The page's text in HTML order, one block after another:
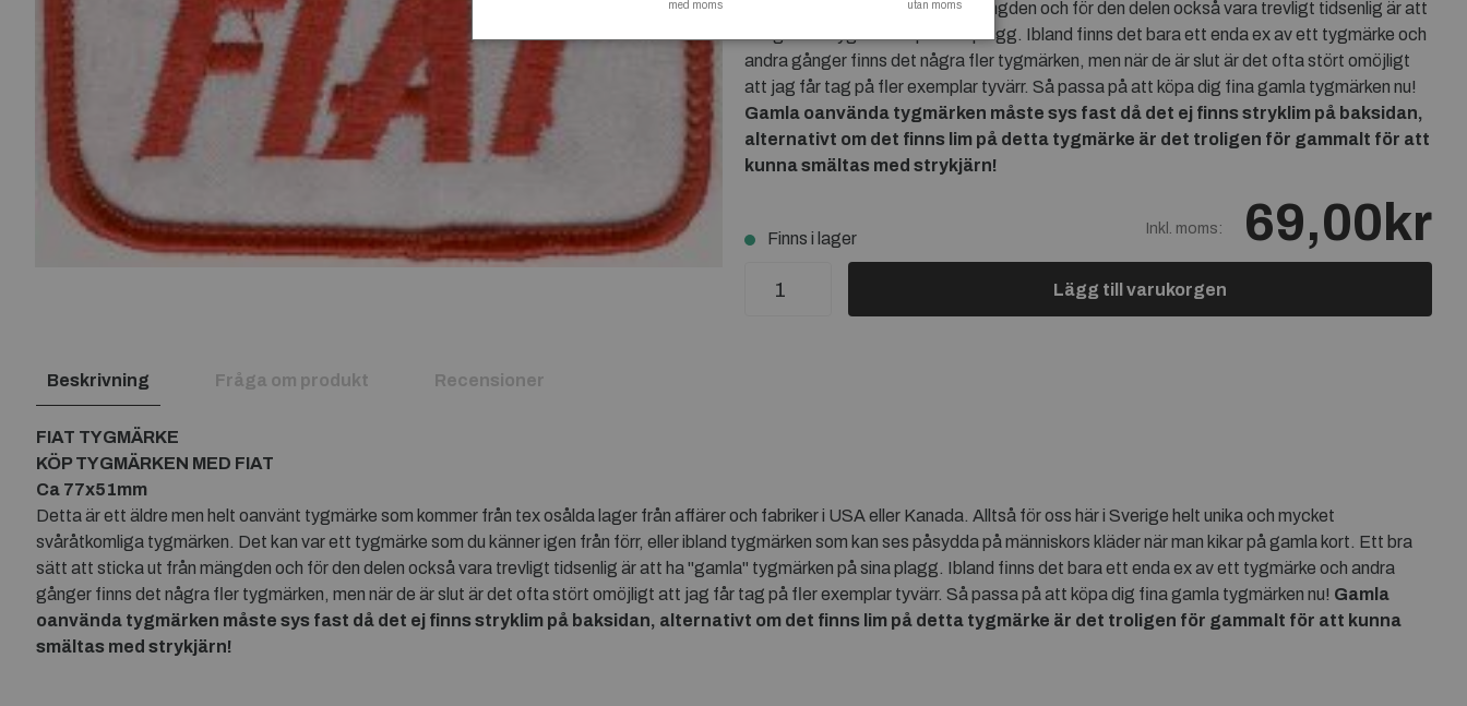
Ett bra sätt att sticka ut från mängden och för den delen också vara trevligt tidsenlig är att
ha "gamla" tygmärken på sina plagg. Ibland finns det bara ett enda ex av ett tygmärke och
andra gånger finns det några fler tygmärken, men när de är slut är det ofta stört omöjligt
att jag får tag på fler exemplar tyvärr. Så passa på att köpa dig fina gamla tygmärken nu!
Gamla oanvända tygmärken måste sys fast då det ej finns stryklim på baksidan,
alternativt om det finns lim på detta tygmärke är det troligen för gammalt för att
kunna smältas med strykjärn!
Finns i lager
Inkl. moms: 69,00kr
Lägg till varukorgen
Beskrivning Fråga om produkt Recensioner
FIAT TYGMÄRKE
KÖP TYGMÄRKEN MED FIAT
Ca 77x51mm
Detta är ett äldre men helt oanvänt tygmärke som kommer från tex osålda lager från affärer och fabriker i USA eller Kanada. Alltså för oss här i Sverige helt unika och mycket
svåråtkomliga tygmärken. Det kan var ett tygmärke som du känner igen från förr, eller ibland tygmärken som kan ses påsydda på människors kläder när man kikar på gamla kort. Ett bra
sätt att sticka ut från mängden och för den delen också vara trevligt tidsenlig är att ha "gamla" tygmärken på sina plagg. Ibland finns det bara ett enda ex av ett tygmärke och andra
gånger finns det några fler tygmärken, men när de är slut är det ofta stört omöjligt att jag får tag på fler exemplar tyvärr. Så passa på att köpa dig fina gamla tygmärken nu! Gamla
oanvända tygmärken måste sys fast då det ej finns stryklim på baksidan, alternativt om det finns lim på detta tygmärke är det troligen för gammalt för att kunna
smältas med strykjärn!
med moms utan moms